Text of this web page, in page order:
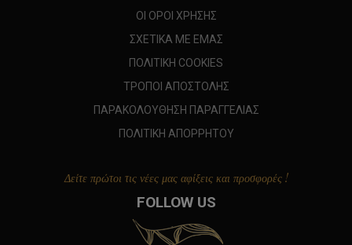
ΟΙ ΟΡΟΙ ΧΡΗΣΗΣ
ΣΧΕΤΙΚΑ ΜΕ ΕΜΑΣ
ΠΟΛΙΤΙΚΗ COOKIES
ΤΡΟΠΟΙ ΑΠΟΣΤΟΛΗΣ
ΠΑΡΑΚΟΛΟΥΘΗΣΗ ΠΑΡΑΓΓΕΛΙΑΣ
ΠΟΛΙΤΙΚΗ ΑΠΟΡΡΗΤΟΥ
Δείτε πρώτοι τις νέες μας αφίξεις και προσφορές !
FOLLOW US